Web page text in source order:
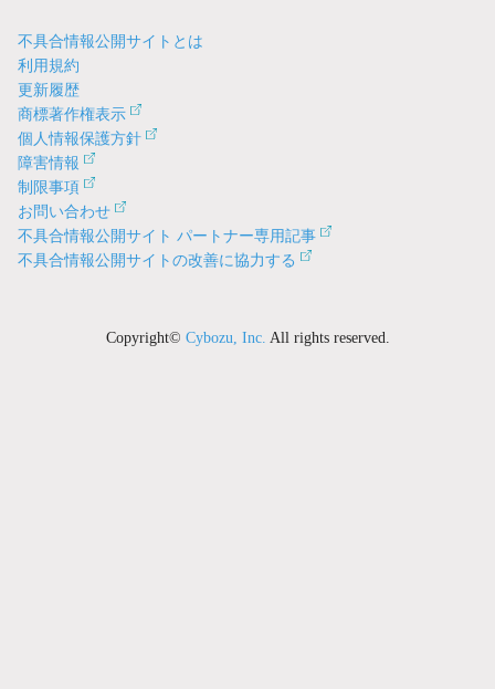
不具合情報公開サイトとは
利用規約
更新履歴
商標著作権表示
個人情報保護方針
障害情報
制限事項
お問い合わせ
不具合情報公開サイト パートナー専用記事
不具合情報公開サイトの改善に協力する
Copyright© Cybozu, Inc. All rights reserved.